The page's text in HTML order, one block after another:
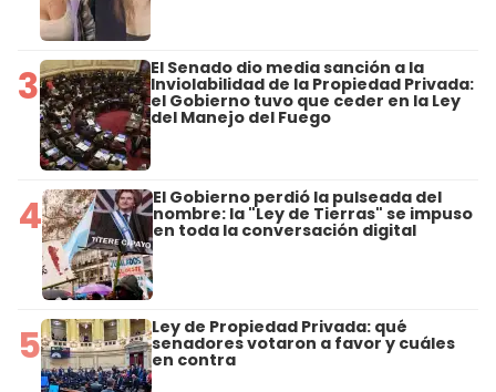
3 El Senado dio media sanción a la
Inviolabilidad de la Propiedad Privada:
el Gobierno tuvo que ceder en la Ley
del Manejo del Fuego
4 El Gobierno perdió la pulseada del
nombre: la "Ley de Tierras" se impuso
en toda la conversación digital
5 Ley de Propiedad Privada: qué
senadores votaron a favor y cuáles
en contra